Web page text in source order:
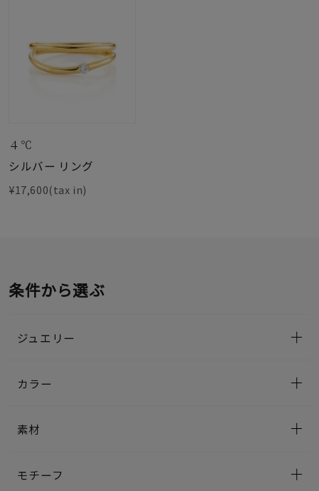
４℃
シルバー リング
¥17,600(tax in)
条件から選ぶ
ジュエリー
カラー
素材
モチーフ